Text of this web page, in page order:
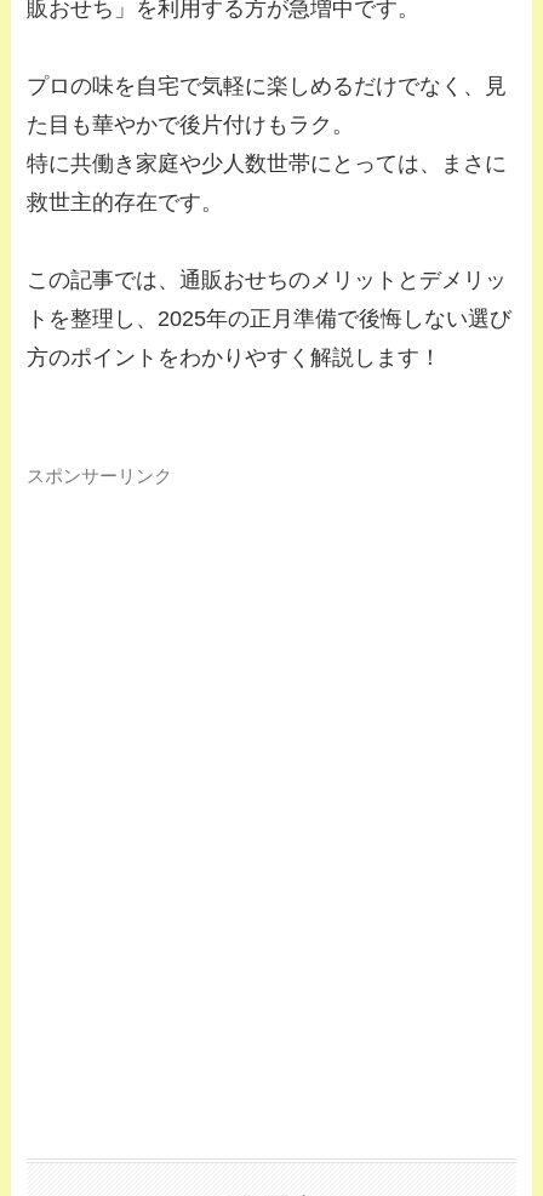
販おせち」を利用する方が急増中です。
プロの味を自宅で気軽に楽しめるだけでなく、見
た目も華やかで後片付けもラク。
特に共働き家庭や少人数世帯にとっては、まさに
救世主的存在です。
この記事では、通販おせちのメリットとデメリッ
トを整理し、2025年の正月準備で後悔しない選び
方のポイントをわかりやすく解説します！
スポンサーリンク